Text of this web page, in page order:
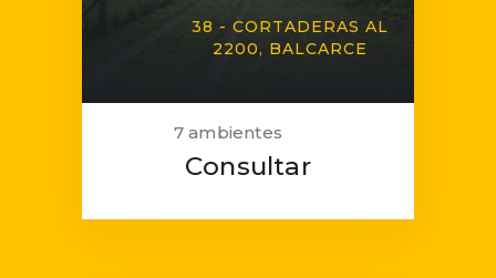
38 - CORTADERAS AL
2200 BALCARCE
7 ambientes
Consultar